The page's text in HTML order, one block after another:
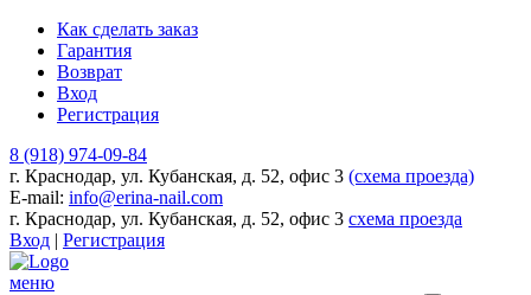
Как сделать заказ
Гарантия
Возврат
Вход
Регистрация
8 (918) 974-09-84
г. Краснодар, ул. Кубанская, д. 52, офис 3 (схема проезда)
E-mail: info@erina-nail.com
г. Краснодар, ул. Кубанская, д. 52, офис 3 схема проезда
Вход | Регистрация
меню